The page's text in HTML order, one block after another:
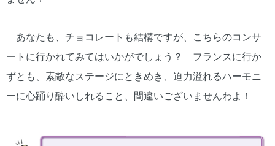
あなたも、チョコレートも結構ですが、こちらのコンサ
ートに行かれてみてはいかがでしょう？ フランスに行か
ずとも、素敵なステージにときめき、迫力溢れるハーモニ
ーに心踊り酔いしれること、間違いございませんわよ！